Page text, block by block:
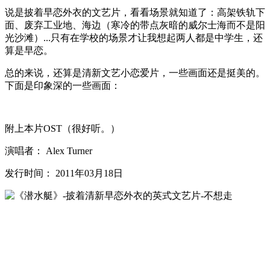
说是披着早恋外衣的文艺片，看看场景就知道了：高架铁轨下
面、废弃工业地、海边（寒冷的带点灰暗的威尔士海而不是阳
光沙滩）...只有在学校的场景才让我想起两人都是中学生，还
算是早恋。
总的来说，还算是清新文艺小恋爱片，一些画面还是挺美的。
下面是印象深的一些画面：
附上本片OST（很好听。）
演唱者： Alex Turner
发行时间： 2011年03月18日